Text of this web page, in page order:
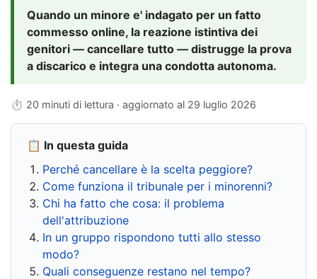
Quando un minore e' indagato per un fatto
commesso online, la reazione istintiva dei
genitori — cancellare tutto — distrugge la prova
a discarico e integra una condotta autonoma.
⏱ 20 minuti di lettura · aggiornato al 29 luglio 2026
📋 In questa guida
Perché cancellare è la scelta peggiore?
Come funziona il tribunale per i minorenni?
Chi ha fatto che cosa: il problema
dell'attribuzione
In un gruppo rispondono tutti allo stesso
modo?
Quali conseguenze restano nel tempo?